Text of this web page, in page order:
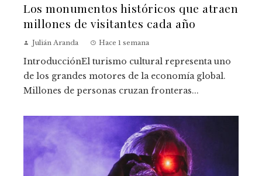
Los monumentos históricos que atraen
millones de visitantes cada año
Julián Aranda Hace 1 semana
IntroducciónEl turismo cultural representa uno
de los grandes motores de la economía global.
Millones de personas cruzan fronteras...